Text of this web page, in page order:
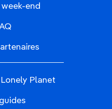
week-end
Planet